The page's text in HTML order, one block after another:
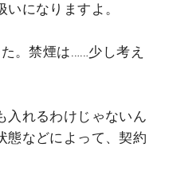
になりますよ。
。禁煙は……少し考え
入れるわけじゃないん
態などによって、契約